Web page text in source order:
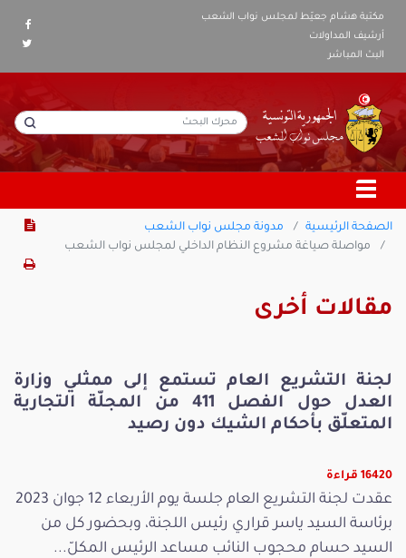
مكتبة هشام جعيّط لمجلس نواب الشعب
أرشيف المداولات
البث المباشر
الصفحة الرئيسية
مدونة مجلس نواب الشعب
مواصلة صياغة مشروع النظام الداخلي لمجلس نواب الشعب
مقالات أخرى
لجنة التشريع العام تستمع إلى ممثلي وزارة
العدل حول الفصل 411 من المجلّة التجارية
المتعلّق بأحكام الشيك دون رصيد
16420 قراءة
عقدت لجنة التشريع العام جلسة يوم الأربعاء 12 جوان 2023
برئاسة السيد ياسر قراري رئيس اللجنة، وبحضور كل من
السيد حسام محجوب النائب مساعد الرئيس المكلّ...